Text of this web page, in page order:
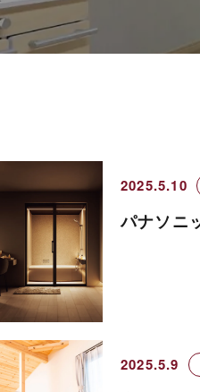
2025.5.10
パナソニ
2025.5.9